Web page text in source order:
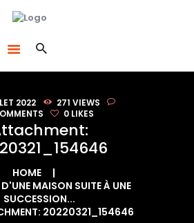
2022 271 VIEWS
0 LIKES
HOME
MAISON SUITE À UNE
SUCCESSION...
20220321_154646
DU DÉBARRAS À ROUEN
/
NOUS